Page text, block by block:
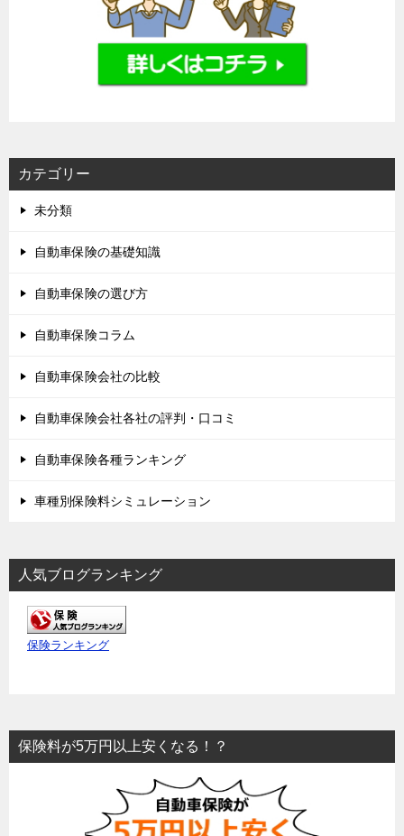
カテゴリー
未分類
自動車保険の基礎知識
自動車保険の選び方
自動車保険コラム
自動車保険会社の比較
自動車保険会社各社の評判・口コミ
自動車保険各種ランキング
車種別保険料シミュレーション
人気ブログランキング
保険ランキング
保険料が5万円以上安くなる！？